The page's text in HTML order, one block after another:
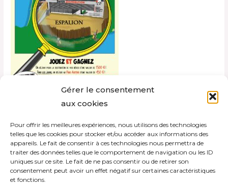
Gérer le consentement
aux cookies
Pour offrir les meilleures expériences, nous utilisons des technologies
telles que les cookies pour stocker et/ou accéder aux informations des
appareils. Le fait de consentir à ces technologies nous permettra de
traiter des données telles que le comportement de navigation ou les ID
uniques sur ce site. Le fait de ne pas consentir ou de retirer son
consentement peut avoir un effet négatif sur certaines caractéristiques
et fonctions.
Copyright © 2026 Interdistribution
Mentions légales et politique de confidentialité